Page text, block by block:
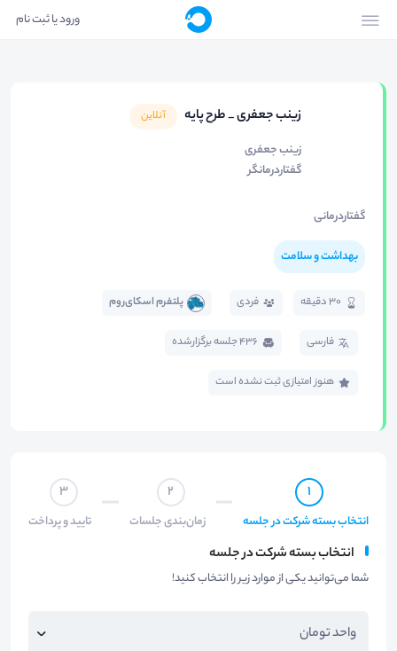
ورود یا ثبت نام
زینب جعفری _ طرح پایه آنلاین
زینب جعفری
گفتاردرمانگر
گفتاردرمانی
بهداشت و سلامت
30 دقیقه فردی پلتفرم اسکای‌روم
فارسی 436 جلسه برگزار‌شده
هنوز امتیازی ثبت نشده است
1
انتخاب بسته شرکت در جلسه
2
زمان‌بندی جلسات
3
تایید و پرداخت
انتخاب بسته شرکت در جلسه
شما می‌توانید یکی از موارد زیر را انتخاب کنید!